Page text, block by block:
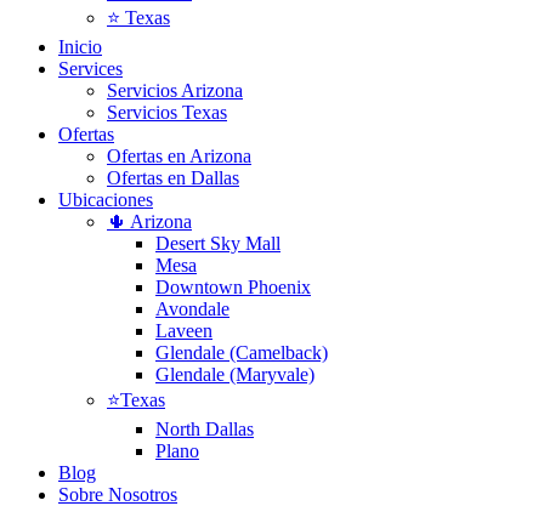
⭐ Texas
Inicio
Services
Servicios Arizona
Servicios Texas
Ofertas
Ofertas en Arizona
Ofertas en Dallas
Ubicaciones
🌵 Arizona
Desert Sky Mall
Mesa
Downtown Phoenix
Avondale
Laveen
Glendale (Camelback)
Glendale (Maryvale)
⭐Texas
North Dallas
Plano
Blog
Sobre Nosotros